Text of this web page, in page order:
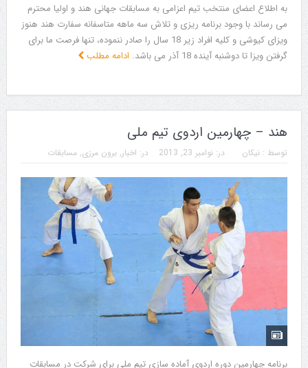
به اطلاع اعضای منتخب تیم اعزامی به مسابقات جهانی هند و اولیا محترم
می رساند با وجود برنامه ریزی و تلاش سه ماهه متاسفانه سفارت هند هنوز
ویزای کیوشی و کلیه افراد زیر 18 سال را صادر ننموده، تنها فرصت ما برای
گرفتن ویزا تا دوشنبه آینده 18 آذر می باشد.
ادامه مطلب
هند – چهارمین اردوی تیم ملی
توسط : نیکان در: نوامبر 23, 2013 در: اخبار, برون مرزی, مسابقات
برنامه چهارمین دوره اردوی آماده سازی تیم ملی برای شرکت در مسابقات